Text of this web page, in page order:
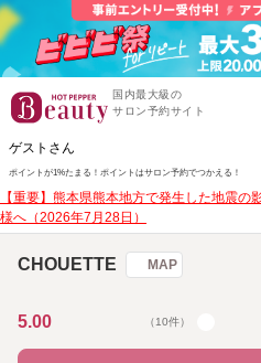
国内最大級の
サロン予約サイト
ゲストさん
ポイントが1%たまる！ ポイントはサロン予約でつかえる！
【重要】熊本県熊本地方で発生した地震
様へ（2026年7月28日）
CHOUETTE MAP
5.00 （10件）